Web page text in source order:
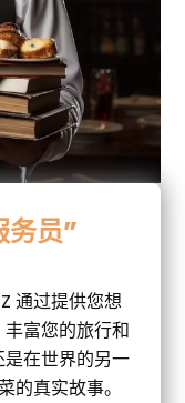
务员”
通过提供您想
富您的旅行和
在世界的另一
的真实故事。